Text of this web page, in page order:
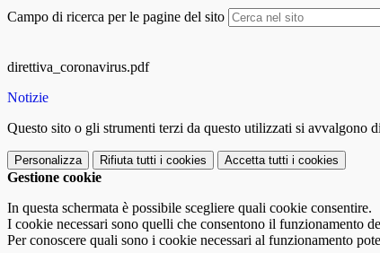
Campo di ricerca per le pagine del sito
direttiva_coronavirus.pdf
Notizie
Questo sito o gli strumenti terzi da questo utilizzati si avvalgono
Personalizza Rifiuta tutti i cookies Accetta tutti i cookies
Gestione cookie
In questa schermata è possibile scegliere quali cookie consentire.
I cookie necessari sono quelli che consentono il funzionamento
Per conoscere quali sono i cookie necessari al funzionamento